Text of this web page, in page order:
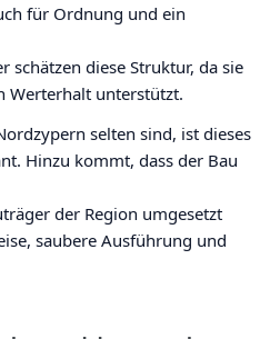
für Ordnung und ein
schätzen diese Struktur, da sie
Werterhalt unterstützt.
selten sind, ist dieses
Hinzu kommt, dass der Bau
der Region umgesetzt
saubere Ausführung und